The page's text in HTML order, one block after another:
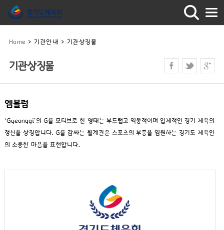
Home >기관안내 > 기관상징물
기관상징물
엠블럼
‘Gyeonggi’의 G를 모티브로 한 형태는 부드럽고 역동적이며 입체적인 경기 체육의
정신을 상징합니다. G를 감싸는 월계관은 스포츠의 부흥을 염원하는 경기도 체육인
의 소중한 마음을 표현합니다.